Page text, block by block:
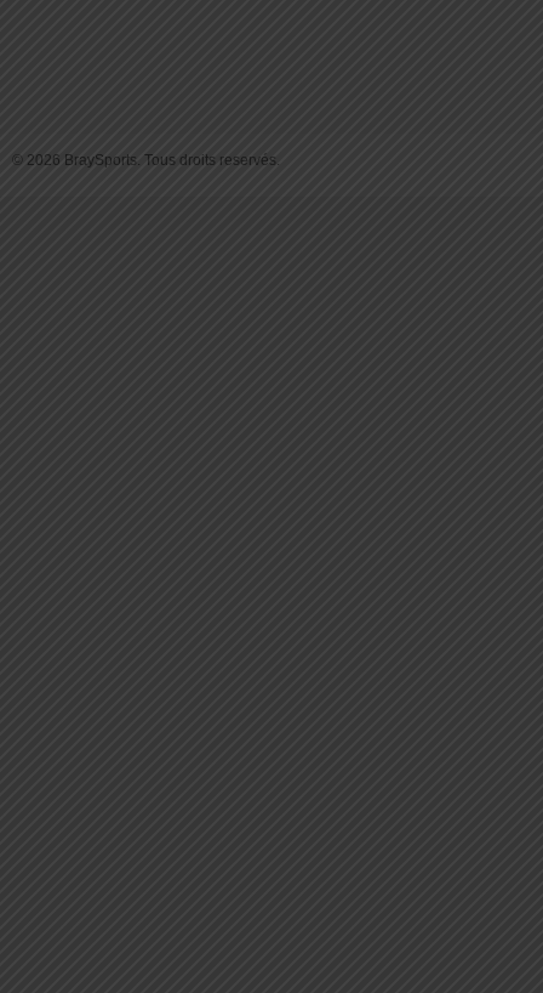
© 2026 BraySports. Tous droits reservés.